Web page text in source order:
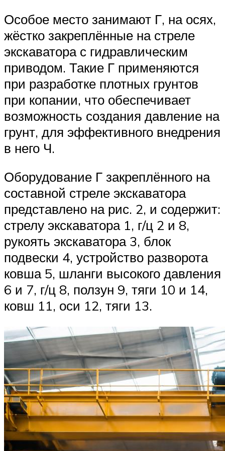
Особое место занимают Г, на осях,
жёстко закреплённые на стреле
экскаватора с гидравлическим
приводом. Такие Г применяются
при разработке плотных грунтов
при копании, что обеспечивает
возможность создания давление на
грунт, для эффективного внедрения
в него Ч.
Оборудование Г закреплённого на
составной стреле экскаватора
представлено на рис. 2, и содержит:
стрелу экскаватора 1, г/ц 2 и 8,
рукоять экскаватора 3, блок
подвески 4, устройство разворота
ковша 5, шланги высокого давления
6 и 7, г/ц 8, ползун 9, тяги 10 и 14,
ковш 11, оси 12, тяги 13.